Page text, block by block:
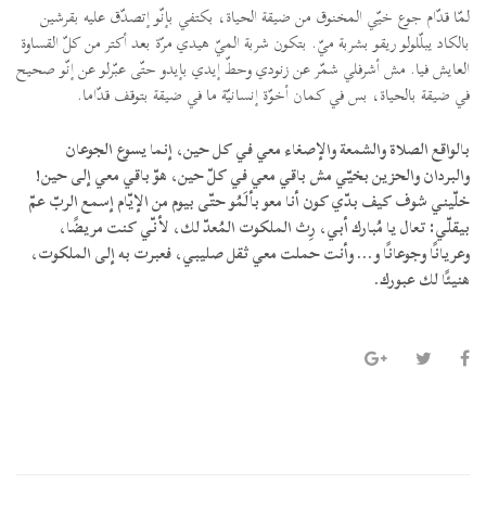
لمّا قدّام جوع خيّي المخنوق من ضيقة الحياة، بكتفي بإنّو إتصدّق عليه بقرشين
بالكاد يبلّلولو ريقو بشربة ميّ. بتكون شربة الميّ هيدي مرّة بعد أكتر من كلّ القساوة
العايش فيا. مش أشرفلي شمّر عن زنودي وحطّ إيدي بإيدو حتّى عبّرلو عن إنّو صحيح
في ضيقة بالحياة، بس في كمان أخوّة إنسانيّة ما في ضيقة بتوقف قدّاما.
بالواقع الصلاة والشمعة والإصغاء معي في كل حين، إنما يسوع الجوعان
والبردان والحزين بخيّي مش باقي معي في كلّ حين، هوّ باقي معي إلى حين!
خلّيني شوف كيف بدّي كون أنا معو بألَمُو حتّى بيوم من الإيّام إسمع الربّ عمّ
بيقلّي: تعال يا مُبارك أبي، رِث الملكوت المُعدّ لك، لأنّي كنت مريضًا،
وعريانًا وجوعانًا و... وأنت حملت معي ثقل صليبي، فعبرت به إلى الملكوت،
هنيئًا لك عبورك.